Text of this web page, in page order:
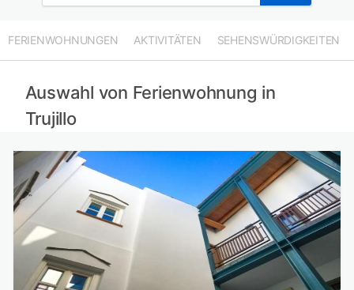
FERIENWOHNUNGEN AKTIVITÄTEN SEHENSWÜRDIGKEITEN
Auswahl von Ferienwohnung in
Trujillo